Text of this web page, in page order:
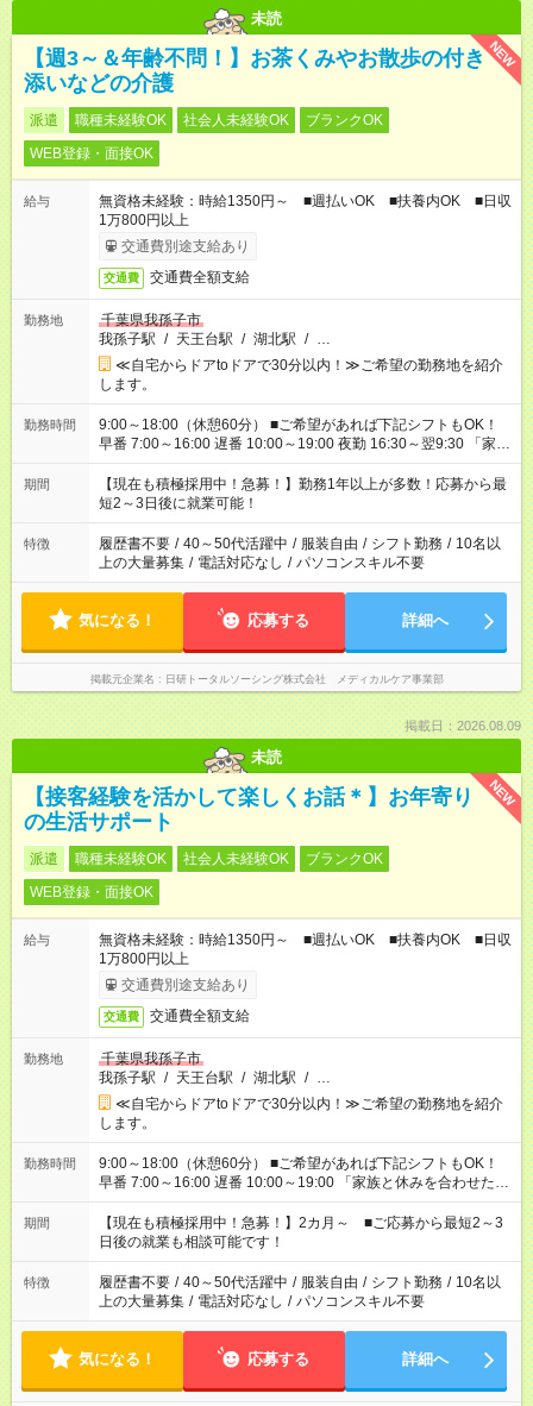
未読
NEW
【週3～＆年齢不問！】お茶くみやお散歩の付き
添いなどの介護
派遣 職種未経験OK 社会人未経験OK
ブランクOK
WEB登録・面接OK
給与
無資格未経験：時給1350円～ ■週払いOK ■扶養内OK ■日収
1万800円以上
交通費別途支給あり
交通費 交通費全額支給
勤務地
千葉県我孫子市
我孫子駅 / 天王台駅 / 湖北駅 / …
≪自宅からドアtoドアで30分以内！≫ご希望の勤務地を紹介
します。
勤務時間
9:00～18:00（休憩60分） ■ご希望があれば下記シフトもOK！
早番 7:00～16:00 遅番 10:00～19:00 夜勤 16:30～翌9:30 「家族
と休みを合わせたい」 「余裕を持って夕飯の準備がしたい」
「できれば残業はしたくない」 など、ご希望を教えてください
ね。 ※Wワーク希望の方へ 今ご覧のお仕事で希望する勤務時間
と、もう1つのお仕事の勤務時間。 合計で週40時間を超える場
合は応募できません。
期間
【現在も積極採用中！急募！】勤務1年以上が多数！応募から最
短2～3日後に就業可能！
特徴 履歴書不要 / 40～50代活躍中 / 服装自由 / シフト勤務 / 10名以
上の大量募集 / 電話対応なし / パソコンスキル不要
気になる！ 応募する 詳細へ
掲載元企業名 日研トータルソーシング株式会社 メディカルケア事業部
掲載日：2026.08.09
未読
NEW
【接客経験を活かして楽しくお話＊】お年寄り
の生活サポート
派遣 職種未経験OK 社会人未経験OK
ブランクOK
WEB登録・面接OK
給与
無資格未経験：時給1350円～ ■週払いOK ■扶養内OK ■日収
1万800円以上
交通費別途支給あり
交通費 交通費全額支給
勤務地
千葉県我孫子市
我孫子駅 / 天王台駅 / 湖北駅 / …
≪自宅からドアtoドアで30分以内！≫ご希望の勤務地を紹介
します。
勤務時間
9:00～18:00（休憩60分） ■ご希望があれば下記シフトもOK！
早番 7:00～16:00 遅番 10:00～19:00 「家族と休みを合わせた
い」 「余裕を持って夕飯の準備がしたい」 「できれば残業はし
たくない」 など、ご希望を教えてくださいね。 ※Wワーク希望
の方へ 今ご覧のお仕事で希望する勤務時間と、もう1つのお仕事
の勤務時間。 合計で週40時間を超える場合は応募できません。
期間
【現在も積極採用中！急募！】2カ月～ ■ご応募から最短2～3
日後の就業も相談可能です！
特徴 履歴書不要 / 40～50代活躍中 / 服装自由 / シフト勤務 / 10名以
上の大量募集 / 電話対応なし / パソコンスキル不要
気になる！ 応募する 詳細へ